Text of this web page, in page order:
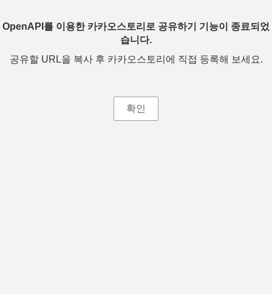
OpenAPI를 이용한 카카오스토리로 공유하기 기능이 종료되었
습니다.
공유할 URL을 복사 후 카카오스토리에 직접 등록해 보세요.
확인